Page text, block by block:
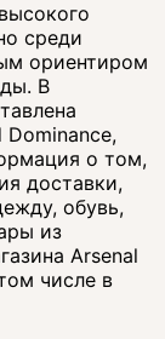
среди
ориентиром
В
Dominance,
о том,
доставки,
обувь,
из
Arsenal
числе в